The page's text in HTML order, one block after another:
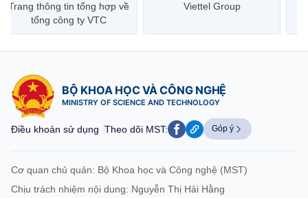
Trang thông tin tổng hợp về
tổng công ty VTC
Viettel Group
BỘ KHOA HỌC VÀ CÔNG NGHỆ
MINISTRY OF SCIENCE AND TECHNOLOGY
Điều khoản sử dụng Theo dõi MST: Góp ý
Cơ quan chủ quản: Bộ Khoa học và Công nghệ (MST)
Chịu trách nhiệm nội dung: Nguyễn Thị Hải Hằng